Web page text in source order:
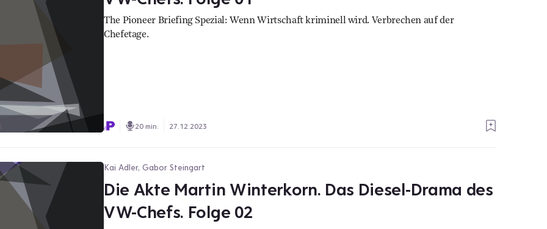
The Pioneer Briefing Spezial: Wenn Wirtschaft kriminell wird. Verbrechen auf der
Chefetage.
20 min. 27.12.2023
Kai Adler, Gabor Steingart
Die Akte Martin Winterkorn. Das Diesel-Drama des
VW-Chefs. Folge 02